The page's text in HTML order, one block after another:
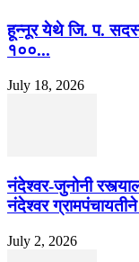
हून्नूर येथे जि. प.
१००...
July 18, 2026
नंदेश्वर-जुनोनी
नंदेश्वर
July 2, 2026